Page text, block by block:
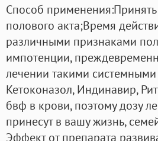
Способ применения:Принять
полового акта;Время
различными признаками
импотенции,
лечении такими
Кетоконазол, Индинавир,
бвф в крови, поэтому дозу
принесут в вашу жизнь,
Эффект от препарата